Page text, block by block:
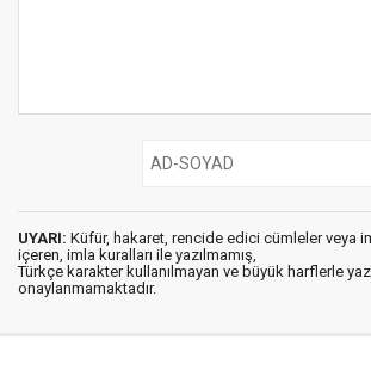
UYARI: Küfür, hakaret, rencide edici cümleler veya
içeren, imla kuralları ile yazılmamış,
Türkçe karakter kullanılmayan ve büyük harflerle
onaylanmamaktadır.